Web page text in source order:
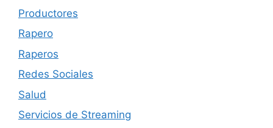
Productores
Rapero
Raperos
Redes Sociales
Salud
Servicios de Streaming